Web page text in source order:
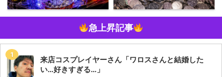
急上昇記事
来店コスプレイヤーさん「ワロスさんと結婚した
い…好きすぎる…」